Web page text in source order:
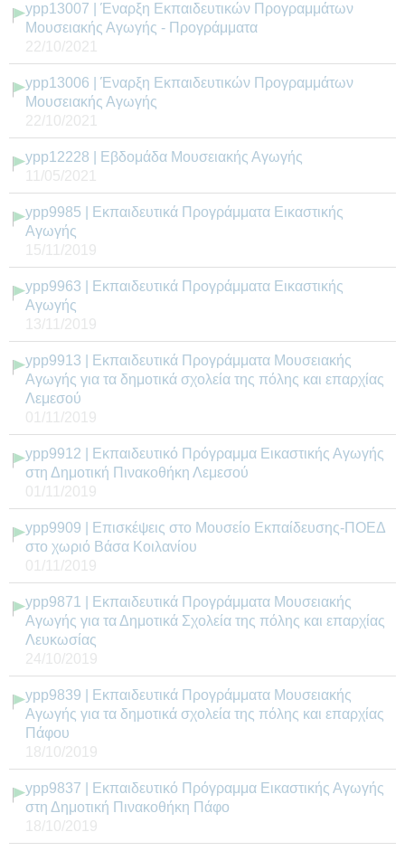
ypp13007 | Έναρξη Εκπαιδευτικών Προγραμμάτων
Μουσειακής Αγωγής - Προγράμματα
22/10/2021
ypp13006 | Έναρξη Εκπαιδευτικών Προγραμμάτων
Μουσειακής Αγωγής
22/10/2021
ypp12228 | Εβδομάδα Μουσειακής Αγωγής
11/05/2021
ypp9985 | Εκπαιδευτικά Προγράμματα Εικαστικής
Αγωγής
15/11/2019
ypp9963 | Εκπαιδευτικά Προγράμματα Εικαστικής
Αγωγής
13/11/2019
ypp9913 | Εκπαιδευτικά Προγράμματα Μουσειακής
Αγωγής για τα δημοτικά σχολεία της πόλης και επαρχίας
Λεμεσού
01/11/2019
ypp9912 | Εκπαιδευτικό Πρόγραμμα Εικαστικής Αγωγής
στη Δημοτική Πινακοθήκη Λεμεσού
01/11/2019
ypp9909 | Επισκέψεις στο Μουσείο Εκπαίδευσης-ΠΟΕΔ
στο χωριό Βάσα Κοιλανίου
01/11/2019
ypp9871 | Εκπαιδευτικά Προγράμματα Μουσειακής
Αγωγής για τα Δημοτικά Σχολεία της πόλης και επαρχίας
Λευκωσίας
24/10/2019
ypp9839 | Εκπαιδευτικά Προγράμματα Μουσειακής
Αγωγής για τα δημοτικά σχολεία της πόλης και επαρχίας
Πάφου
18/10/2019
ypp9837 | Εκπαιδευτικό Πρόγραμμα Εικαστικής Αγωγής
στη Δημοτική Πινακοθήκη Πάφο
18/10/2019